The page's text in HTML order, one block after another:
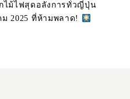
ไม้ไฟสุดอลังการทั่วญี่ปุ่น
ม 2025 ที่ห้ามพลาด!